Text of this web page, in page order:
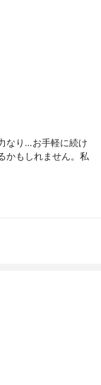
なり…お手軽に続け
かもしれません。私